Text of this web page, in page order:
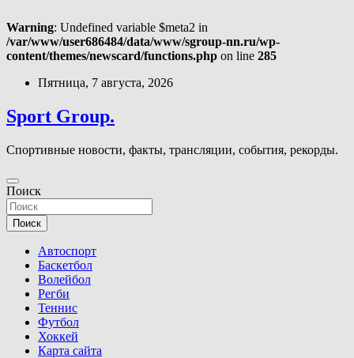
Warning: Undefined variable $meta2 in
/var/www/user686484/data/www/sgroup-nn.ru/wp-
content/themes/newscard/functions.php on line 285
Перейти
содержимому
Пятница, 7 августа, 2026
Sport Group.
Спортивные новости, факты, трансляции, события, рекорды.
Поиск
Поиск
Автоспорт
Баскетбол
Волейбол
Регби
Теннис
Футбол
Хоккей
Карта сайта